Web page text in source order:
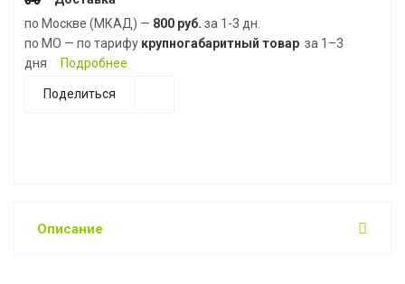
по Москве (МКАД) — 800 руб. за 1-3 дн.
по МО — по тарифу крупногабаритный товар за 1–3
дня
Подробнее
Поделиться
Описание